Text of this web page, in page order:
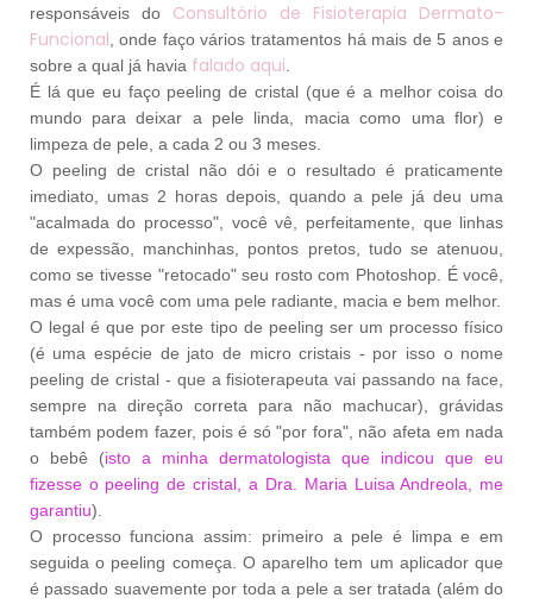
responsáveis do Consultório de Fisioterapia Dermato-
Funcional, onde faço vários tratamentos há mais de 5 anos e
sobre a qual já havia falado aqui.
É lá que eu faço peeling de cristal (que é a melhor coisa do
mundo para deixar a pele linda, macia como uma flor) e
limpeza de pele, a cada 2 ou 3 meses.
O peeling de cristal não dói e o resultado é praticamente
imediato, umas 2 horas depois, quando a pele já deu uma
"acalmada do processo", você vê, perfeitamente, que linhas
de expessão, manchinhas, pontos pretos, tudo se atenuou,
como se tivesse "retocado" seu rosto com Photoshop. É você,
mas é uma você com uma pele radiante, macia e bem melhor.
O legal é que por este tipo de peeling ser um processo físico
(é uma espécie de jato de micro cristais - por isso o nome
peeling de cristal - que a fisioterapeuta vai passando na face,
sempre na direção correta para não machucar), grávidas
também podem fazer, pois é só "por fora", não afeta em nada
o bebê (isto a minha dermatologista que indicou que eu
fizesse o peeling de cristal, a Dra. Maria Luisa Andreola, me
garantiu).
O processo funciona assim: primeiro a pele é limpa e em
seguida o peeling começa. O aparelho tem um aplicador que
é passado suavemente por toda a pele a ser tratada (além do